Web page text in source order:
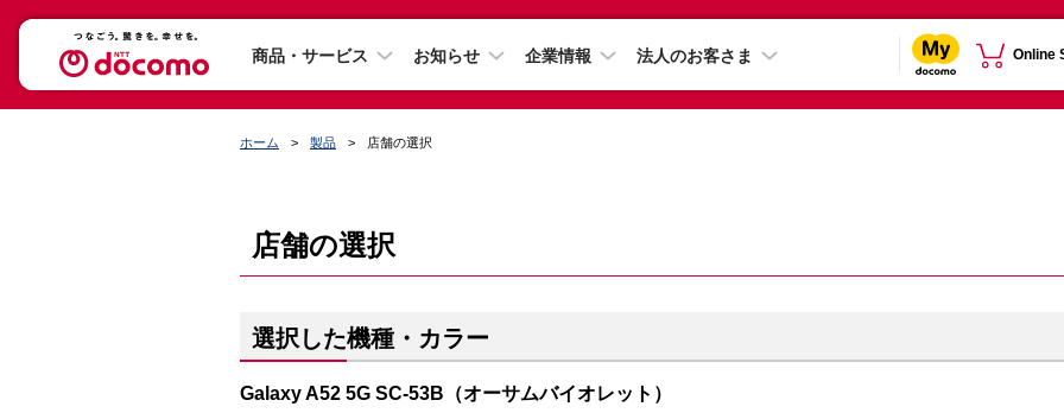
商品・サービス お知らせ 企業情報 法人のお客さま Online
ホーム 製品 店舗の選択
店舗の選択
選択した機種・カラー
Galaxy A52 5G SC-53B（オーサムバイオレット）